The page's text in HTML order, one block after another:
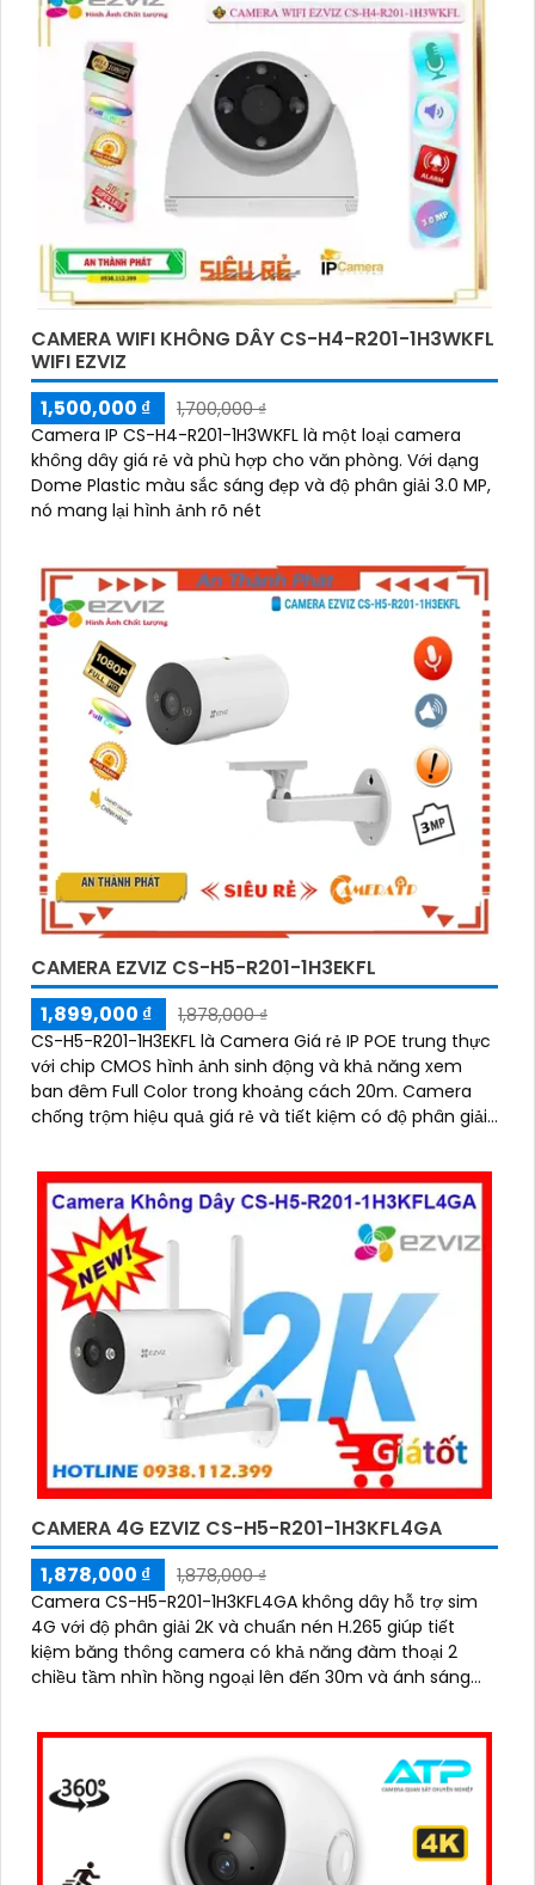
CAMERA WIFI KHÔNG DÂY CS-H4-R201-1H3WKFL
WIFI EZVIZ
1,500,000 ₫
1,700,000 ₫
Camera IP CS-H4-R201-1H3WKFL là một loại camera
không dây giá rẻ và phù hợp cho văn phòng. Với dạng
Dome Plastic màu sắc sáng đẹp và độ phân giải 3.0 MP,
nó mang lại hình ảnh rõ nét
CAMERA EZVIZ CS-H5-R201-1H3EKFL
1,899,000 ₫
1,878,000 ₫
CS-H5-R201-1H3EKFL là Camera Giá rẻ IP POE trung thực
với chip CMOS hình ảnh sinh động và khả năng xem
ban đêm Full Color trong khoảng cách 20m. Camera
chống trộm hiệu quả giá rẻ và tiết kiệm có độ phân giải
CAMERA 4G EZVIZ CS-H5-R201-1H3KFL4GA
1,878,000 ₫
1,878,000 ₫
Camera CS-H5-R201-1H3KFL4GA không dây hỗ trợ sim
4G với độ phân giải 2K và chuẩn nén H.265 giúp tiết
kiệm băng thông camera có khả năng đàm thoại 2
chiều tầm nhìn hồng ngoại lên đến 30m và ánh sáng
IP67 camera còn tích hợp tính năng phát hiện thông
minh và cảnh báo bằng còi và đèn chớp phù hợp cho
công trình kho hàng, nhà xưởng công trình